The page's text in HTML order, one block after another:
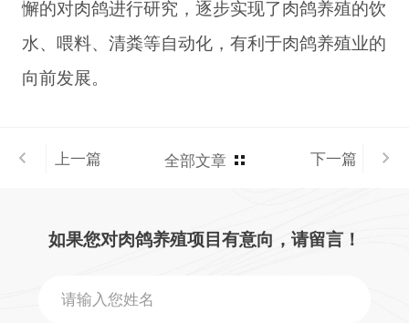
懈的对肉鸽进行研究，逐步实现了肉鸽养殖的饮
水、喂料、清粪等自动化，有利于肉鸽养殖业的
向前发展。
上一篇 全部文章 下一篇
如果您对肉鸽养殖项目有意向，请留言！